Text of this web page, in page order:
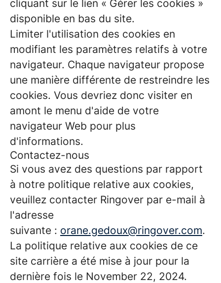
cliquant sur le lien « Gérer les cookies »
disponible en bas du site.
Limiter l'utilisation des cookies en
modifiant les paramètres relatifs à votre
navigateur. Chaque navigateur propose
une manière différente de restreindre les
cookies. Vous devriez donc visiter en
amont le menu d'aide de votre
navigateur Web pour plus
d'informations.
Contactez-nous
Si vous avez des questions par rapport
à notre politique relative aux cookies,
veuillez contacter Ringover par e-mail à
l'adresse
suivante : orane.gedoux@ringover.com.
La politique relative aux cookies de ce
site carrière a été mise à jour pour la
dernière fois le November 22, 2024.